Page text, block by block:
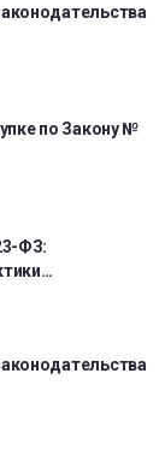
по Закону №
ФЗ: